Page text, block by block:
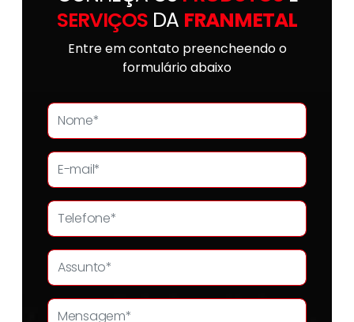
SERVIÇOS DA FRANMETAL
Entre em contato preencheendo o
formulário abaixo